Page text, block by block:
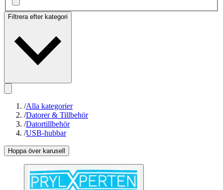
Filtrera efter kategori
/Alla kategorier
/Datorer & Tillbehör
/Datortillbehör
/USB-hubbar
Hoppa över karusell